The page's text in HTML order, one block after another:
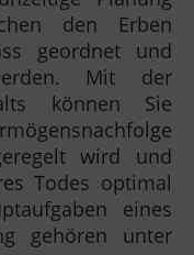
den Erben
geordnet und
Mit der
können Sie
wird und
Todes optimal
eines
gehören unter